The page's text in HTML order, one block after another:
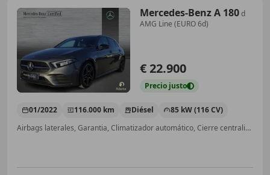
Mercedes-Benz A 180d
AMG Line (EURO 6d)
€ 22.900
Precio justo
01/2022 116.000 km Diésel
85 kW (116 CV)
Airbags laterales, Garantia, Climatizador automático, Cierre centralizado